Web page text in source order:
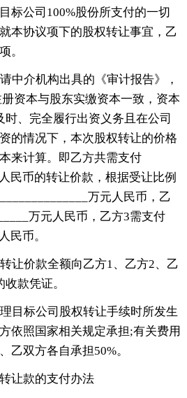
标公司100%股份所支付的一切
本协议项下的股权转让事宜，乙
。
中介机构出具的《审计报告》，
资本与股东实缴资本一致，资本
、完全履行出资义务且在公司
的情况下，本次股权转让的价格
来计算。即乙方共需支付
民币的转让价款，根据受让比例
万元人民币，乙
万元人民币，乙方3需支付
民币。
让价款全额向乙方1、乙方2、乙
款凭证。
目标公司股权转让手续时所发生
依照国家相关规定承担;有关费用
乙双方各自承担50%。
让款的支付办法